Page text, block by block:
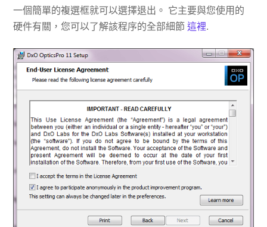
一個簡單的複選框就可以選擇退出。 它主要與您使用的
硬件有關，您可以了解該程序的全部細節這裡.